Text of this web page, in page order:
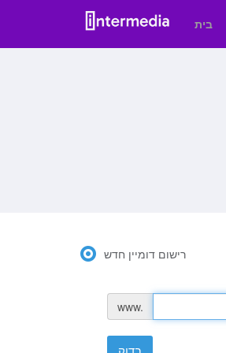
בית
רישום דומיין חדש
www.